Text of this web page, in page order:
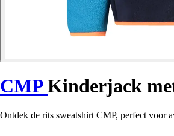
CMPKinderjack
Ontdek de rits sweatshirt CMP, perfect voor